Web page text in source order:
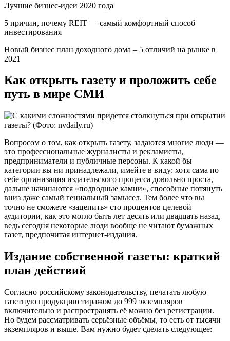
Лучшие бизнес-идеи 2020 года
5 причин, почему REIT — самый комфортный способ
инвестирования
Новый бизнес план доходного дома – 5 отличий на рынке в
2021
Как открыть газету и проложить себе
путь в мире СМИ
Вопросом о том, как открыть газету, задаются многие люди —
это профессиональные журналисты и рекламисты,
предприниматели и публичные персоны. К какой бы
категории вы ни принадлежали, имейте в виду: хотя сама по
себе организация издательского процесса довольно проста,
дальше начинаются «подводные камни», способные потянуть
вниз даже самый гениальный замысел. Тем более что вы
точно не сможете «зацепить» сто процентов целевой
аудитории, как это могло быть лет десять или двадцать назад,
ведь сегодня некоторые люди вообще не читают бумажных
газет, предпочитая интернет-издания.
Издание собственной газеты: краткий
план действий
Согласно российскому законодательству, печатать любую
газетную продукцию тиражом до 999 экземпляров
включительно и распространять её можно без регистрации.
Но будем рассматривать серьёзные объёмы, то есть от тысячи
экземпляров и выше. Вам нужно будет сделать следующее: